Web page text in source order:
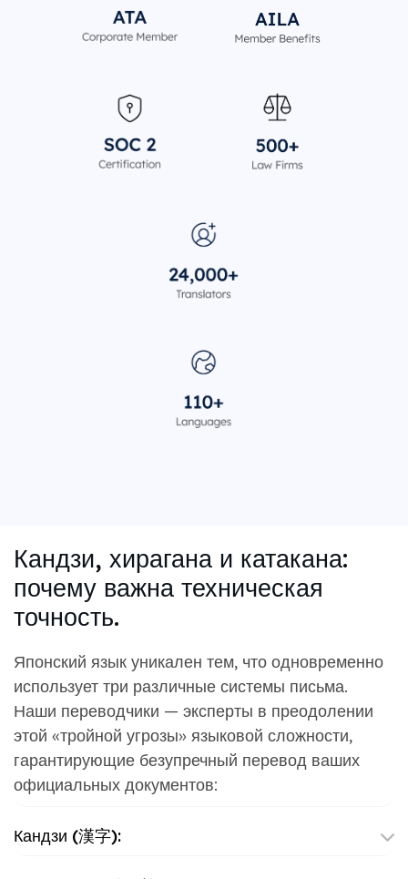
Кандзи, хирагана и катакана:
почему важна техническая
точность.
Японский язык уникален тем, что одновременно
использует три различные системы письма.
Наши переводчики — эксперты в преодолении
этой «тройной угрозы» языковой сложности,
гарантирующие безупречный перевод ваших
официальных документов:
Кандзи (漢字):